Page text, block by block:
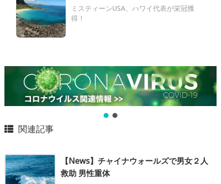
ミスティーンUSA、ハワイ代表が栄冠獲
得！
関連記事
【News】チャイナウォールズで男女２人
救助 男性重体